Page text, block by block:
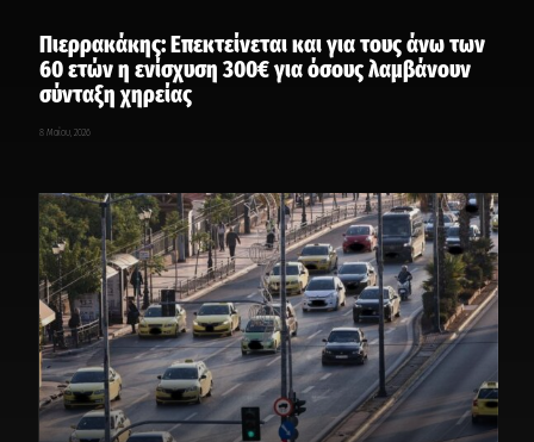
Πιερρακάκης: Επεκτείνεται και για τους άνω των
60 ετών η ενίσχυση 300€ για όσους λαμβάνουν
σύνταξη χηρείας
8 Μαΐου, 2026